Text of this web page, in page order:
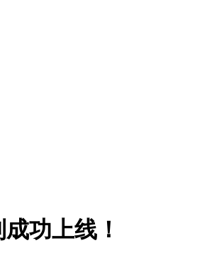
功上线！